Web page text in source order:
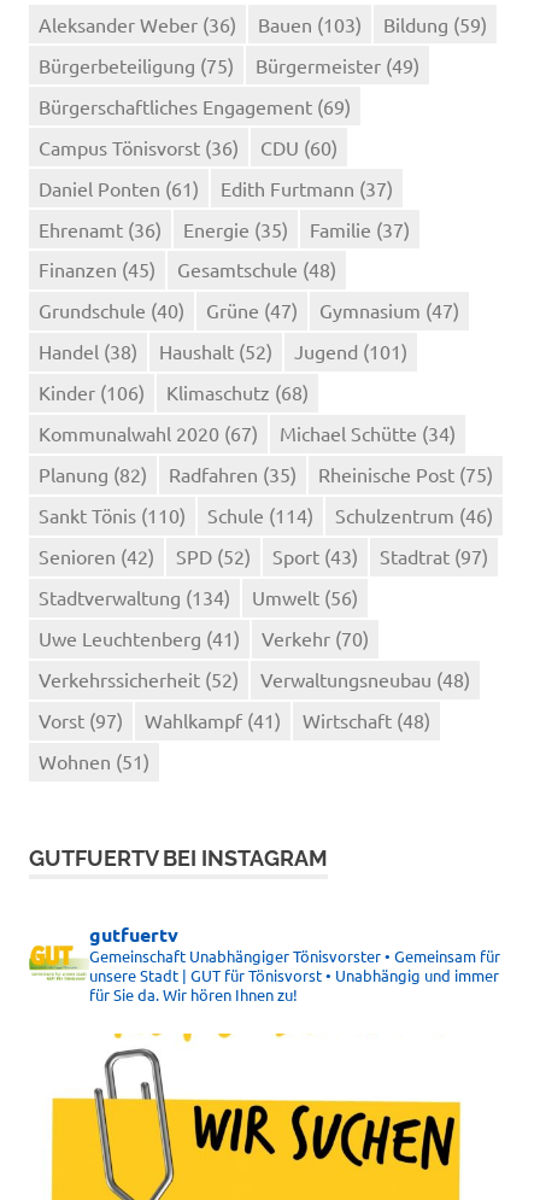
Aleksander Weber (36) Bauen (103) Bildung (59)
Bürgerbeteiligung (75) Bürgermeister (49)
Bürgerschaftliches Engagement (69)
Campus Tönisvorst (36) CDU (60)
Daniel Ponten (61) Edith Furtmann (37)
Ehrenamt (36) Energie (35) Familie (37)
Finanzen (45) Gesamtschule (48)
Grundschule (40) Grüne (47) Gymnasium (47)
Handel (38) Haushalt (52) Jugend (101)
Kinder (106) Klimaschutz (68)
Kommunalwahl 2020 (67) Michael Schütte (34)
Planung (82) Radfahren (35) Rheinische Post (75)
Sankt Tönis (110) Schule (114) Schulzentrum (46)
Senioren (42) SPD (52) Sport (43) Stadtrat (97)
Stadtverwaltung (134) Umwelt (56)
Uwe Leuchtenberg (41) Verkehr (70)
Verkehrssicherheit (52) Verwaltungsneubau (48)
Vorst (97) Wahlkampf (41) Wirtschaft (48)
Wohnen (51)
GUTFUERTV BEI INSTAGRAM
gutfuertv
Gemeinschaft Unabhängiger Tönisvorster • Gemeinsam für
unsere Stadt | GUT für Tönisvorst • Unabhängig und immer
für Sie da. Wir hören Ihnen zu!